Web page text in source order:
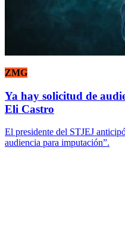
ZMG
Ya hay solicitud de
Eli Castro
El presidente del STJEJ
audiencia para imputación”.